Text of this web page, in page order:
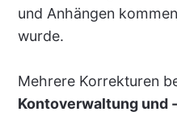
und Anhängen
wurde.
Mehrere Korrekturen
Kontoverwaltung und